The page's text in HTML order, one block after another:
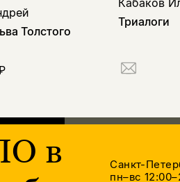
Толстого
Кабаков
Триалоги
в
Санкт-
пн–вс